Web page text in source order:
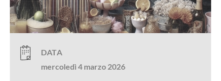
DATA
mercoledì 4 marzo 2026